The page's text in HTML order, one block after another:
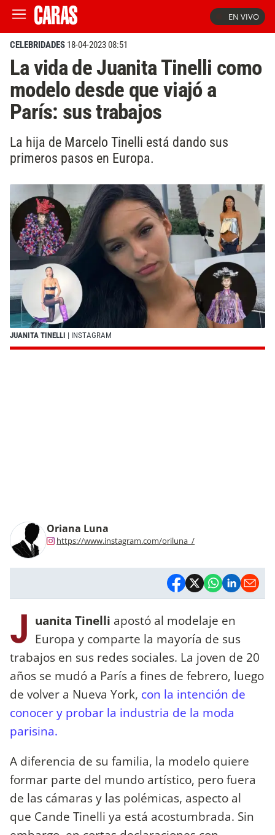
EN VIVO
CELEBRIDADES 18-04-2023 08:51
La vida de Juanita Tinelli como
modelo desde que viajó a
París: sus trabajos
La hija de Marcelo Tinelli está dando sus
primeros pasos en Europa.
JUANITA TINELLI | INSTAGRAM
Oriana Luna
https://www.instagram.com/oriluna_/
J uanita Tinelli apostó al modelaje en
Europa y comparte la mayoría de sus
trabajos en sus redes sociales. La joven de 20
años se mudó a París a fines de febrero, luego
de volver a Nueva York, con la intención de
conocer y probar la industria de la moda
parisina.
A diferencia de su familia, la modelo quiere
formar parte del mundo artístico, pero fuera
de las cámaras y las polémicas, aspecto al
que Cande Tinelli ya está acostumbrada. Sin